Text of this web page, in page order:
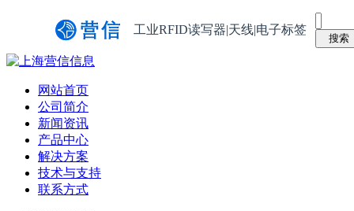
工业RFID读写器|天线|电子标签
网站首页
公司简介
新闻资讯
产品中心
解决方案
技术与支持
联系方式